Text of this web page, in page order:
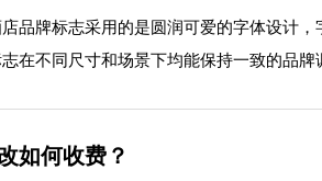
品牌标志采用的是圆润可爱的字体设计
在不同尺寸和场景下均能保持一致的品牌
如何收费？